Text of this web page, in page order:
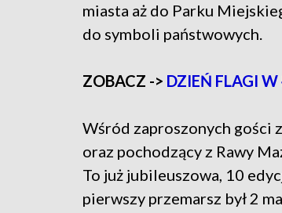
miasta aż do Parku
do symboli państwowych.
ZOBACZ -> DZIEŃ FLAGI
Wśród zaproszonych gości
oraz pochodzący z Rawy
To już jubileuszowa, 10
pierwszy przemarsz był 2